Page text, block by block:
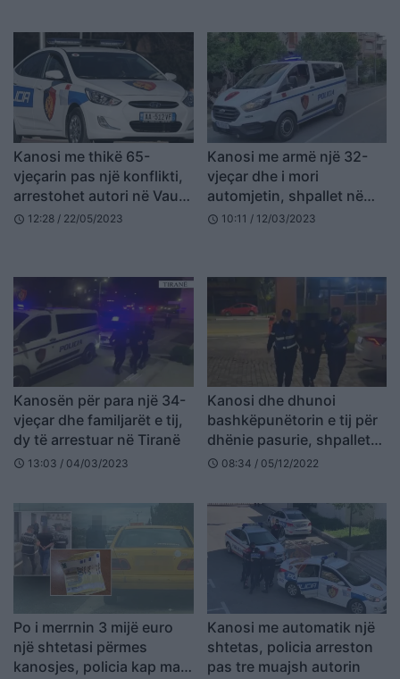
autorin
autorit
Kanosi me thikë 65-
vjeçarin pas një konflikti,
arrestohet autori në Vaun
e Dejës
schedule 12:28 / 22/05/2023
Kanosi me armë një 32-
vjeçar dhe i mori
automjetin, shpallet në
kërkim i riu nga Tropoja
schedule 10:11 / 12/03/2023
Kanosën për para një 34-
vjeçar dhe familjarët e tij,
dy të arrestuar në Tiranë
schedule 13:03 / 04/03/2023
Kanosi dhe dhunoi
bashkëpunëtorin e tij për
dhënie pasurie, shpallet
në kërkim 31-vjeçari në
schedule 08:34 / 05/12/2022
Po i merrnin 3 mijë euro
një shtetasi përmes
kanosjes, policia kap mat
Kanosi me automatik një
shtetas, policia arreston
pas tre muajsh autorin